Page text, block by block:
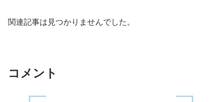
関連記事は見つかりませんでした。
コメント